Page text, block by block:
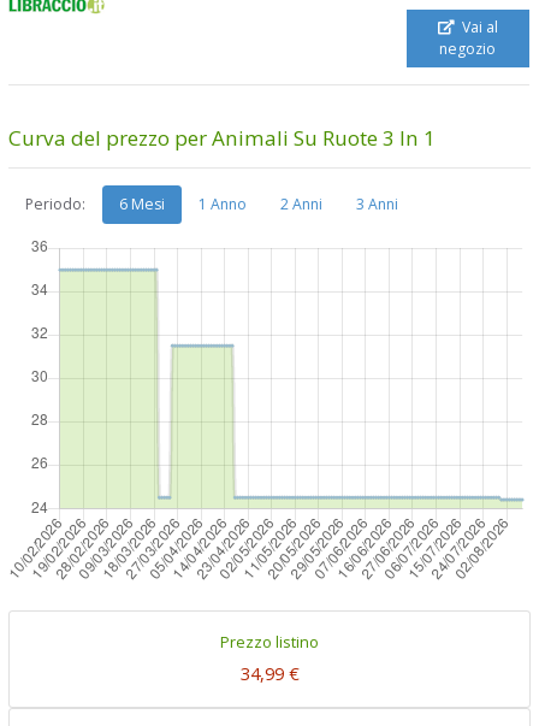
Vai al
negozio
Curva del prezzo per Animali Su Ruote 3 In 1
Periodo: 6 Mesi 1 Anno 2 Anni 3 Anni
Prezzo listino
34,99 €